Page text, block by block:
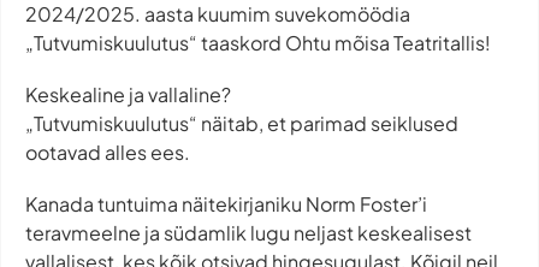
2024/2025. aasta kuumim suvekomöödia
„Tutvumiskuulutus“ taaskord Ohtu mõisa Teatritallis!
Keskealine ja vallaline?
„Tutvumiskuulutus“ näitab, et parimad seiklused
ootavad alles ees.
Kanada tuntuima näitekirjaniku Norm Foster’i
teravmeelne ja südamlik lugu neljast keskealisest